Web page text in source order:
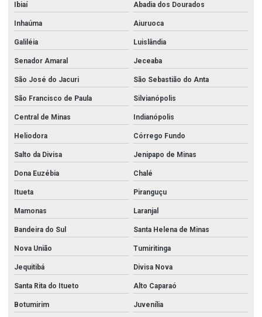
Ibiaí Abadia dos Dourados
Inhaúma Aiuruoca
Galiléia Luislândia
Senador Amaral Jeceaba
São José do Jacuri São Sebastião do Anta
São Francisco de Paula Silvianópolis
Central de Minas Indianópolis
Heliodora Córrego Fundo
Salto da Divisa Jenipapo de Minas
Dona Euzébia Chalé
Itueta Piranguçu
Mamonas Laranjal
Bandeira do Sul Santa Helena de Minas
Nova União Tumiritinga
Jequitibá Divisa Nova
Santa Rita do Itueto Alto Caparaó
Botumirim Juvenília